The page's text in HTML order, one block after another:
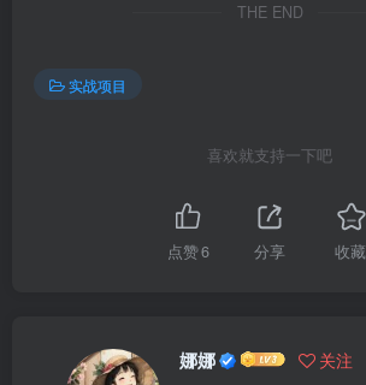
THE END
实战项目
喜欢就支持一下吧
点赞6 分享 收藏
娜娜 关注